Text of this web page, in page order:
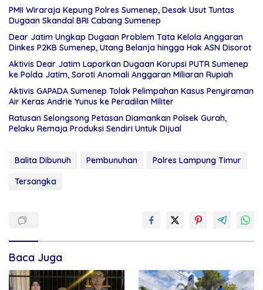
PMII Wiraraja Kepung Polres Sumenep, Desak Usut Tuntas
Dugaan Skandal BRI Cabang Sumenep
Dear Jatim Ungkap Dugaan Problem Tata Kelola Anggaran
Dinkes P2KB Sumenep, Utang Belanja hingga Hak ASN Disorot
Aktivis Dear Jatim Laporkan Dugaan Korupsi PUTR Sumenep
ke Polda Jatim, Soroti Anomali Anggaran Miliaran Rupiah
Aktivis GAPADA Sumenep Tolak Pelimpahan Kasus Penyiraman
Air Keras Andrie Yunus ke Peradilan Militer
Ratusan Selongsong Petasan Diamankan Polsek Gurah,
Pelaku Remaja Produksi Sendiri Untuk Dijual
Balita Dibunuh Pembunuhan
Polres Lampung Timur
Tersangka
Baca Juga